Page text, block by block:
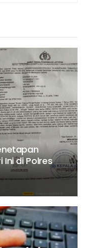
di Polres